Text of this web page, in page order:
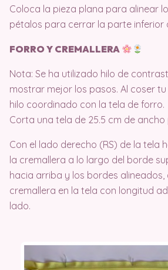
Coloca la pieza plana para alinear
pétalos para cerrar la parte inferior
FORRO Y CREMALLERA
Nota: Se ha utilizado hilo de
mostrar mejor los pasos. Al coser
hilo coordinado con la tela de forro.
Corta una tela de 25.5 cm de
Con el lado derecho (RS) de la tela
la cremallera a lo largo del borde
hacia arriba y los bordes
cremallera en la tela con longitud
lado.